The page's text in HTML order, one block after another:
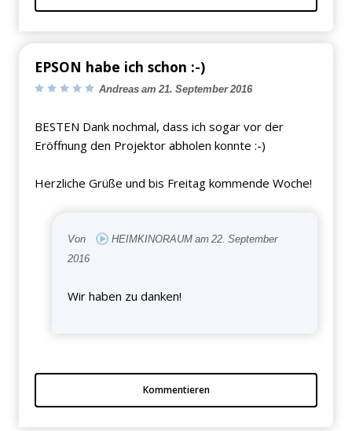
EPSON habe ich schon :-)
Andreas am 21. September 2016
BESTEN Dank nochmal, dass ich sogar vor der
Eröffnung den Projektor abholen konnte :-)
Herzliche Grüße und bis Freitag kommende Woche!
Von
HEIMKINORAUM am 22. September
2016
Wir haben zu danken!
Kommentieren